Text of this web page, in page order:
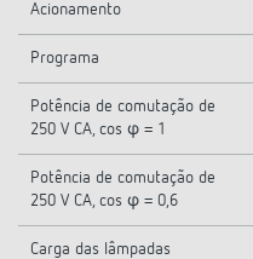
Acionamento
Programa
Potência de comutação de
250 V CA, cos φ = 1
Potência de comutação de
250 V CA, cos φ = 0,6
Carga das lâmpadas